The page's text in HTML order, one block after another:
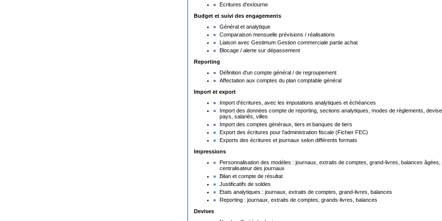
Ecritures d'extourne
Budget et suivi des engagements
Général et analytique
Comparaison mensuelle prévisions / réalisations
Liaison avec Gestimum Gestion commerciale partie achat
Blocage / alerte sur dépassement
Reporting
Définition d'un compte général / de regroupement
Affectation aux comptes du plan comptable général
Import et export
Import d'écritures, avec les imputations analytiques et échéances
Import des données compte de reporting, sections analytiques, modes de règlements,
pays, salariés, villes
Import des comptes généraux, tiers et banques de tiers
Export des écritures pour l'administration fiscale (Fichier FEC)
Exports des écritures et journaux selon différents formats
Impressions
Personnalisation des modèles : journaux, extraits de comptes, grand-livres, balances âgées,
centralisateur des journaux
Bilan et compte de résultat
Justificatifs de soldes
Etats analytiques : journaux, extraits de comptes, grand-livres, balances
Reporting : journaux, extraits de comptes, grands-livres, balances
Devises